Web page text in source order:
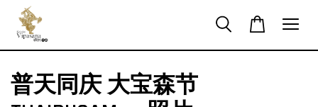
普天同庆 大宝森节